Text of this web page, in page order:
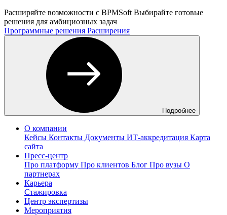
Расширяйте возможности с BPMSoft Выбирайте готовые
решения для амбициозных задач
Программные решения Расширения
Подробнее
О компании
Кейсы Контакты Документы ИТ-аккредитация Карта
сайта
Пресс-центр
Про платформу Про клиентов Блог Про вузы О
партнерах
Карьера
Стажировка
Центр экспертизы
Мероприятия